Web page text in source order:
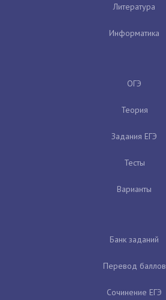
Литература
Информатика
ОГЭ
Теория
Задания ЕГЭ
Тесты
Варианты
Банк заданий
Перевод баллов
Сочинение ЕГЭ